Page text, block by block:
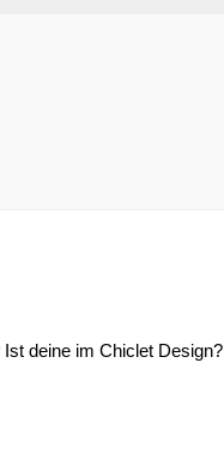
deine im Chiclet Design?